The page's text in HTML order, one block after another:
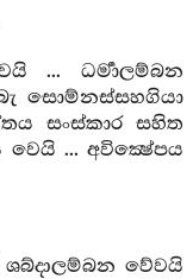
... ධර්‍මාලම්බන
සොම්නස්සහගියා
සංස්කාර සහිත
වෙයි ... අවික්‍ෂේපය
වේවයි